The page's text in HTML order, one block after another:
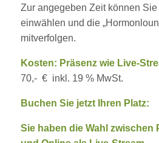
Zur angegeben Zeit können
einwählen und die
mitverfolgen.
Kosten: Präsenz wie Live-
70,- € inkl. 19 % MwSt.
Buchen Sie jetzt Ihren Platz:
Sie haben die Wahl zwischen